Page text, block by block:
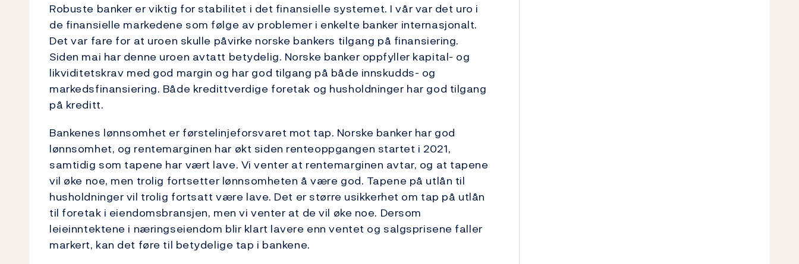
Robuste banker er viktig for stabilitet i det finansielle systemet. I vår var det uro i
de finansielle markedene som følge av problemer i enkelte banker internasjonalt.
Det var fare for at uroen skulle påvirke norske bankers tilgang på finansiering.
Siden mai har denne uroen avtatt betydelig. Norske banker oppfyller kapital- og
likviditetskrav med god margin og har god tilgang på både innskudds- og
markedsfinansiering. Både kredittverdige foretak og husholdninger har god tilgang
på kreditt.
Bankenes lønnsomhet er førstelinjeforsvaret mot tap. Norske banker har god
lønnsomhet, og rentemarginen har økt siden renteoppgangen startet i 2021,
samtidig som tapene har vært lave. Vi venter at rentemarginen avtar, og at tapene
vil øke noe, men trolig fortsetter lønnsomheten å være god. Tapene på utlån til
husholdninger vil trolig fortsatt være lave. Det er større usikkerhet om tap på utlån
til foretak i eiendomsbransjen, men vi venter at de vil øke noe. Dersom
leieinntektene i næringseiendom blir klart lavere enn ventet og salgsprisene faller
markert, kan det føre til betydelige tap i bankene.